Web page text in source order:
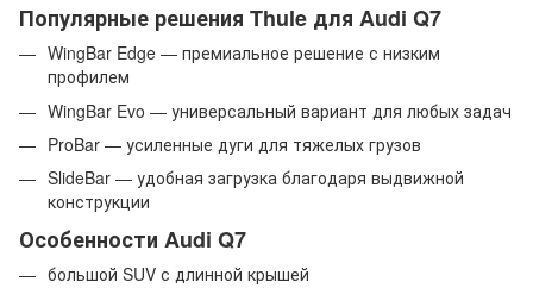
Популярные решения Thule для Audi Q7
WingBar Edge — премиальное решение с низким
профилем
WingBar Evo — универсальный вариант для любых задач
ProBar — усиленные дуги для тяжелых грузов
SlideBar — удобная загрузка благодаря выдвижной
конструкции
Особенности Audi Q7
большой SUV с длинной крышей